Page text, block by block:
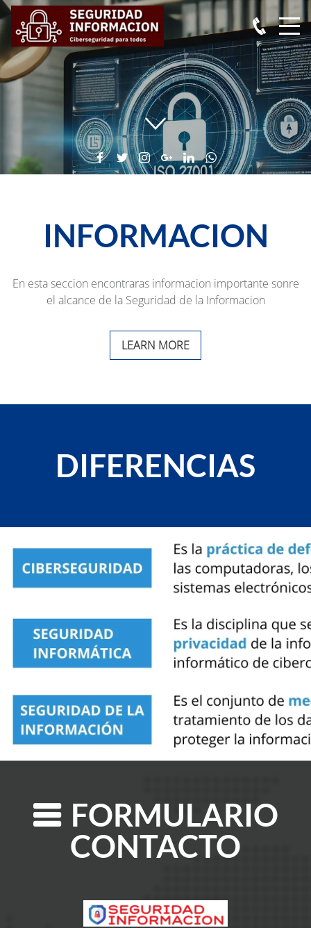
INFORMACION
En esta seccion encontraras informacion importante sonre
el alcance de la Seguridad de la Informacion
LEARN MORE
DIFERENCIAS
FORMULARIO
CONTACTO